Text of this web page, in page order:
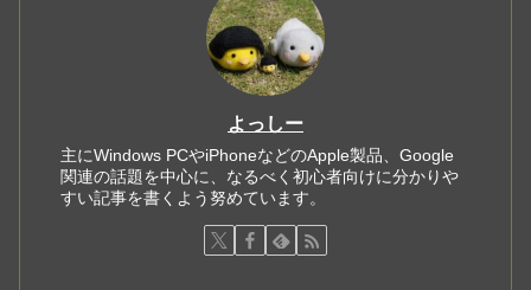
よっしー
主にWindows PCやiPhoneなどのApple製品、Google
関連の話題を中心に、なるべく初心者向けに分かりや
すい記事を書くよう努めています。